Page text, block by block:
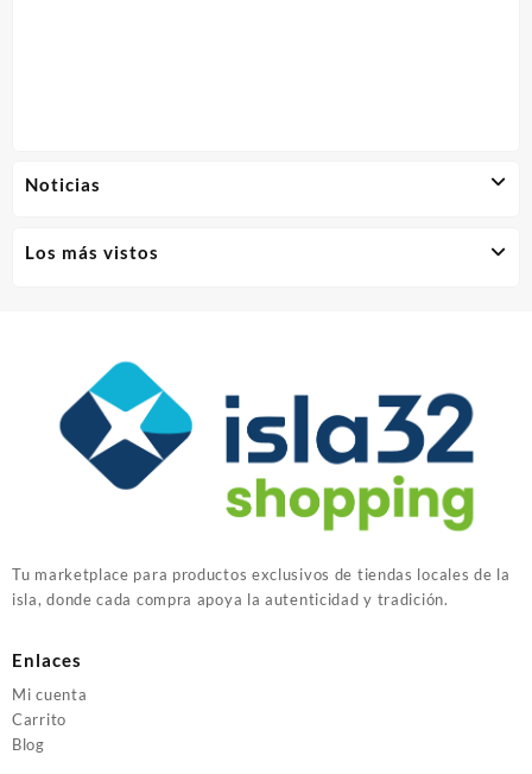
Noticias
Los más vistos
Tu marketplace para productos exclusivos de tiendas locales de la
isla, donde cada compra apoya la autenticidad y tradición.
Enlaces
Mi cuenta
Carrito
Blog